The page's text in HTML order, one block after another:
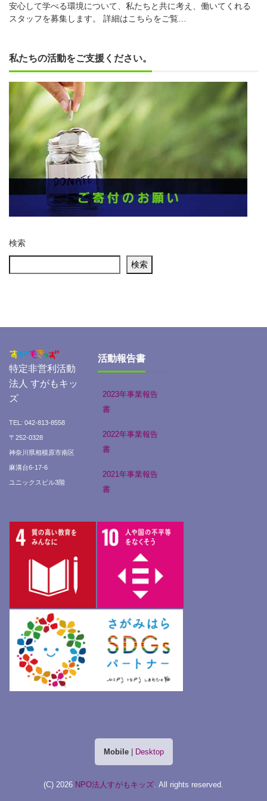
安心して学べる環境について、私たちと共に考え、働いてくれる
スタッフを募集します。 詳細はこちらをご覧…
私たちの活動をご支援ください。
検索
検索
特定非営利活動
法人 すがもキッ
ズ
TEL: 042-813-8558
〒252-0328
神奈川県相模原市南区
麻溝台6-17-6
ユニックスビル3階
活動報告書
2023年事業報告
書
2022年事業報告
書
2021年事業報告
書
Mobile| Desktop
(C) 2026 NPO法人すがもキッズ. All rights reserved.